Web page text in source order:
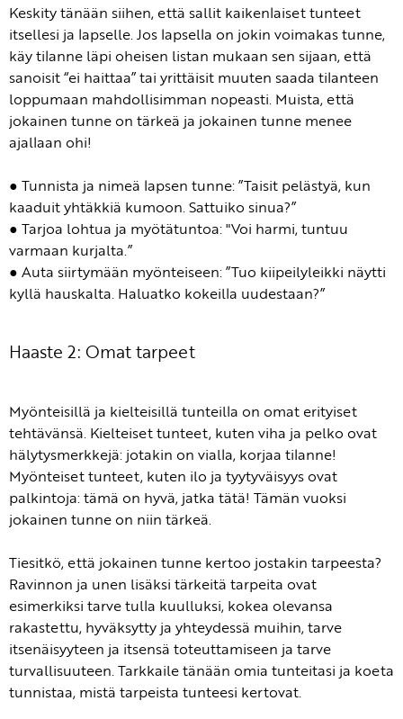
Keskity tänään siihen, että sallit kaikenlaiset tunteet
itsellesi ja lapselle. Jos lapsella on jokin voimakas tunne,
käy tilanne läpi oheisen listan mukaan sen sijaan, että
sanoisit “ei haittaa” tai yrittäisit muuten saada tilanteen
loppumaan mahdollisimman nopeasti. Muista, että
jokainen tunne on tärkeä ja jokainen tunne menee
ajallaan ohi!
● Tunnista ja nimeä lapsen tunne: ”Taisit pelästyä, kun
kaaduit yhtäkkiä kumoon. Sattuiko sinua?”
● Tarjoa lohtua ja myötätuntoa: "Voi harmi, tuntuu
varmaan kurjalta.”
● Auta siirtymään myönteiseen: ”Tuo kiipeilyleikki näytti
kyllä hauskalta. Haluatko kokeilla uudestaan?”
Haaste 2: Omat tarpeet
Myönteisillä ja kielteisillä tunteilla on omat erityiset
tehtävänsä. Kielteiset tunteet, kuten viha ja pelko ovat
hälytysmerkkejä: jotakin on vialla, korjaa tilanne!
Myönteiset tunteet, kuten ilo ja tyytyväisyys ovat
palkintoja: tämä on hyvä, jatka tätä! Tämän vuoksi
jokainen tunne on niin tärkeä.
Tiesitkö, että jokainen tunne kertoo jostakin tarpeesta?
Ravinnon ja unen lisäksi tärkeitä tarpeita ovat
esimerkiksi tarve tulla kuulluksi, kokea olevansa
rakastettu, hyväksytty ja yhteydessä muihin, tarve
itsenäisyyteen ja itsensä toteuttamiseen ja tarve
turvallisuuteen. Tarkkaile tänään omia tunteitasi ja koeta
tunnistaa, mistä tarpeista tunteesi kertovat.